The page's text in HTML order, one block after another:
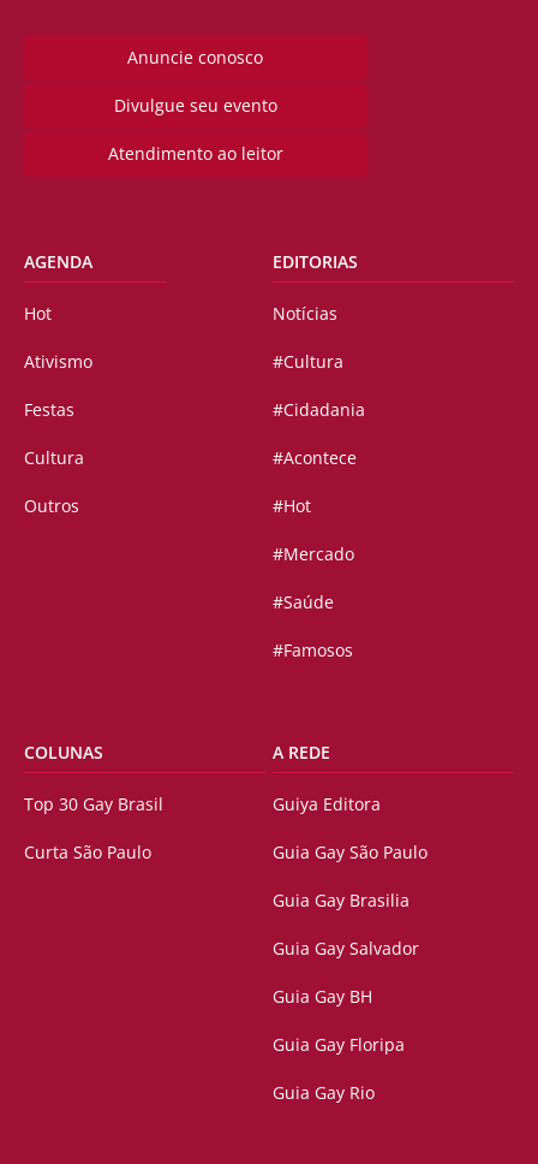
Anuncie conosco
Divulgue seu evento
Atendimento ao leitor
AGENDA
Hot
Ativismo
Festas
Cultura
Outros
EDITORIAS
Notícias
#Cultura
#Cidadania
#Acontece
#Hot
#Mercado
#Saúde
#Famosos
COLUNAS
Top 30 Gay Brasil
Curta São Paulo
A REDE
Guiya Editora
Guia Gay São Paulo
Guia Gay Brasilia
Guia Gay Salvador
Guia Gay BH
Guia Gay Floripa
Guia Gay Rio